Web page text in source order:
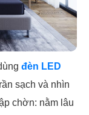
đèn LED
sạch và nhìn
chờn: nằm lâu